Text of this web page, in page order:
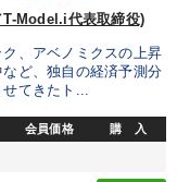
T-Model.i代表取締役)
、アベノミクスの上昇
ど、独自の経済予測分
てきたト...
会員価格 購 入